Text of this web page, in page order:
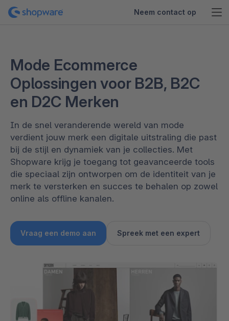
Neem contact op
Mode Ecommerce
Oplossingen voor B2B, B2C
en D2C Merken
In de snel veranderende wereld van mode
verdient jouw merk een digitale uitstraling die past
bij de stijl en dynamiek van je collecties. Met
Shopware krijg je toegang tot geavanceerde tools
die speciaal zijn ontworpen om de identiteit van je
merk te versterken en succes te behalen op zowel
online als offline kanalen.
Vraag een demo aan Spreek met een expert